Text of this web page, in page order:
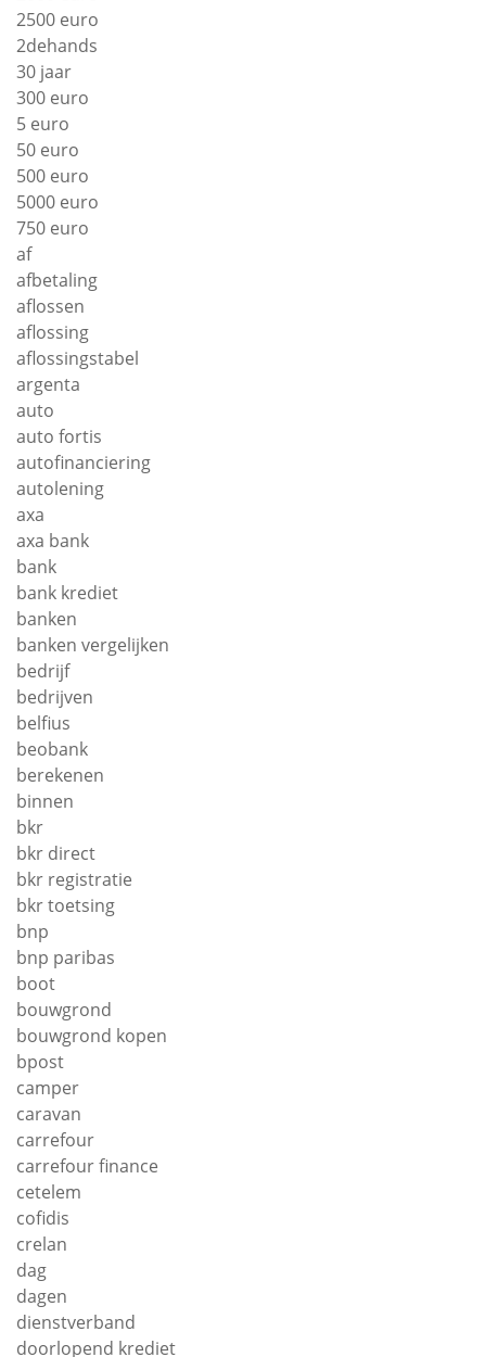
2500 euro
2dehands
30 jaar
300 euro
5 euro
50 euro
500 euro
5000 euro
750 euro
af
afbetaling
aflossen
aflossing
aflossingstabel
argenta
auto
auto fortis
autofinanciering
autolening
axa
axa bank
bank
bank krediet
banken
banken vergelijken
bedrijf
bedrijven
belfius
beobank
berekenen
binnen
bkr
bkr direct
bkr registratie
bkr toetsing
bnp
bnp paribas
boot
bouwgrond
bouwgrond kopen
bpost
camper
caravan
carrefour
carrefour finance
cetelem
cofidis
crelan
dag
dagen
dienstverband
doorlopend krediet